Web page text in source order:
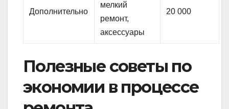
Дополнительно
мелкий
ремонт,
аксессуары
20 000
Полезные советы по
экономии в процессе